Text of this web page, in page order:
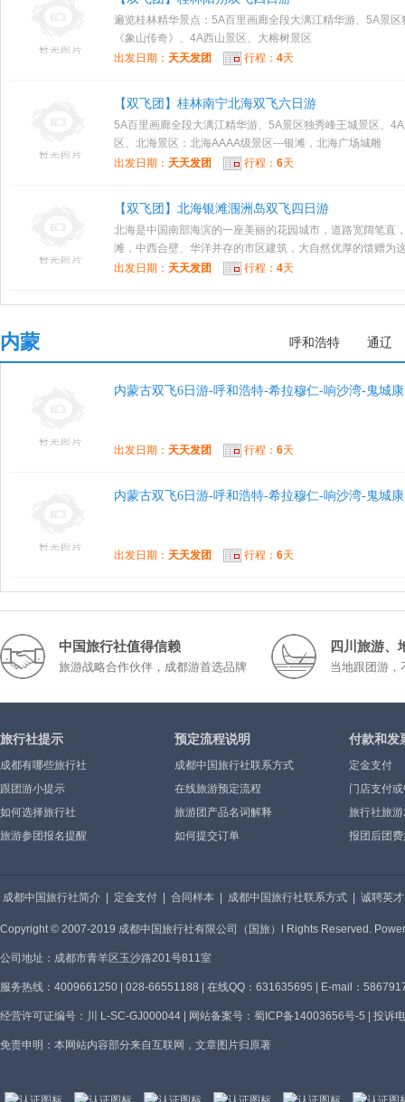
遍览桂林精华景点：5A百里画廊全段大漓江精华游、5A景
《象山传奇》、4A西山景区、大榕树景区
出发日期： 天天发团 行程： 4天
【双飞团】桂林南宁北海双飞六日游
5A百里画廊全段大漓江精华游、5A景区独秀峰王城景区、
区、北海景区：北海AAAA级景区---银滩，北海广场城雕
出发日期： 天天发团 行程： 6天
【双飞团】北海银滩涠洲岛双飞四日游
北海是中国南部海滨的一座美丽的花园城市，道路宽阔笔直
滩，中西合壁、华洋并存的市区建筑，大自然优厚的馈赠为
出发日期： 天天发团 行程： 4天
内蒙 呼和浩特 通辽
内蒙古双飞6日游-呼和浩特-希拉穆仁-响沙湾-鬼城
出发日期： 天天发团 行程： 6天
内蒙古双飞6日游-呼和浩特-希拉穆仁-响沙湾-鬼城
出发日期： 天天发团 行程： 6天
中国旅行社值得信赖
旅游战略合作伙伴，成都游首选品牌
四川旅游、
当地跟团游，
旅行社提示
成都有哪些旅行社
跟团游小提示
如何选择旅行社
旅游参团报名提醒
预定流程说明
成都中国旅行社联系方式
在线旅游预定流程
旅游团产品名词解释
如何提交订单
付款和发
定金支付
门店支付
旅行社旅
报团后团
成都中国旅行社简介 定金支付 合同样本 成都中国旅行社联系方式 诚聘英才
Copyright © 2007-2019 成都中国旅行社有限公司（国旅）l Rights Reserved.
公司地址：成都市青羊区玉沙路201号811室
服务热线：4009661250 | 028-66551188 | 在线QQ：631635695 | E-mail：
经营许可证编号：川 L-SC-GJ000044 | 网站备案号： 蜀ICP备14003656号-5 | 投诉
免责申明：本网站内容部分来自互联网，文章图片归原著